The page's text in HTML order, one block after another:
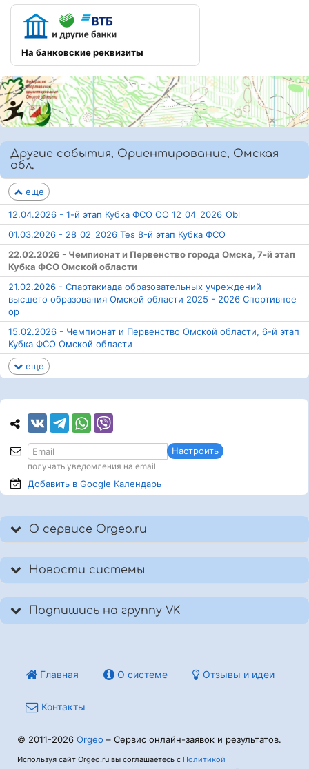
На банковские реквизиты
Другие события, Ориентирование, Омская
обл.
еще
12.04.2026 - 1-й этап Кубка ФСО ОО 12_04_2026_Obl
01.03.2026 - 28_02_2026_Tes 8-й этап Кубка ФСО
22.02.2026 - Чемпионат и Первенство города Омска, 7-й этап
Кубка ФСО Омской области
21.02.2026 - Спартакиада образовательных учреждений
высшего образования Омской области 2025 - 2026 Спортивное
ор
15.02.2026 - Чемпионат и Первенство Омской области, 6-й этап
Кубка ФСО Омской области
еще
Настроить
получать уведомления на email
Добавить в Google Календарь
О сервисе Orgeo.ru
Новости системы
Подпишись на группу VK
Главная О системе Отзывы и идеи
Контакты
© 2011-2026 Orgeo – Сервис онлайн-заявок и результатов.
Используя сайт Orgeo.ru вы соглашаетесь с Политикой